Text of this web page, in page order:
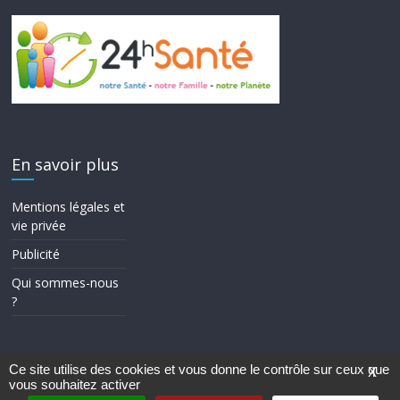
En savoir plus
Mentions légales et
vie privée
Publicité
Qui sommes-nous
?
Copyright © 2026
X
Ce site utilise des cookies et vous donne le contrôle sur ceux que
vous souhaitez activer